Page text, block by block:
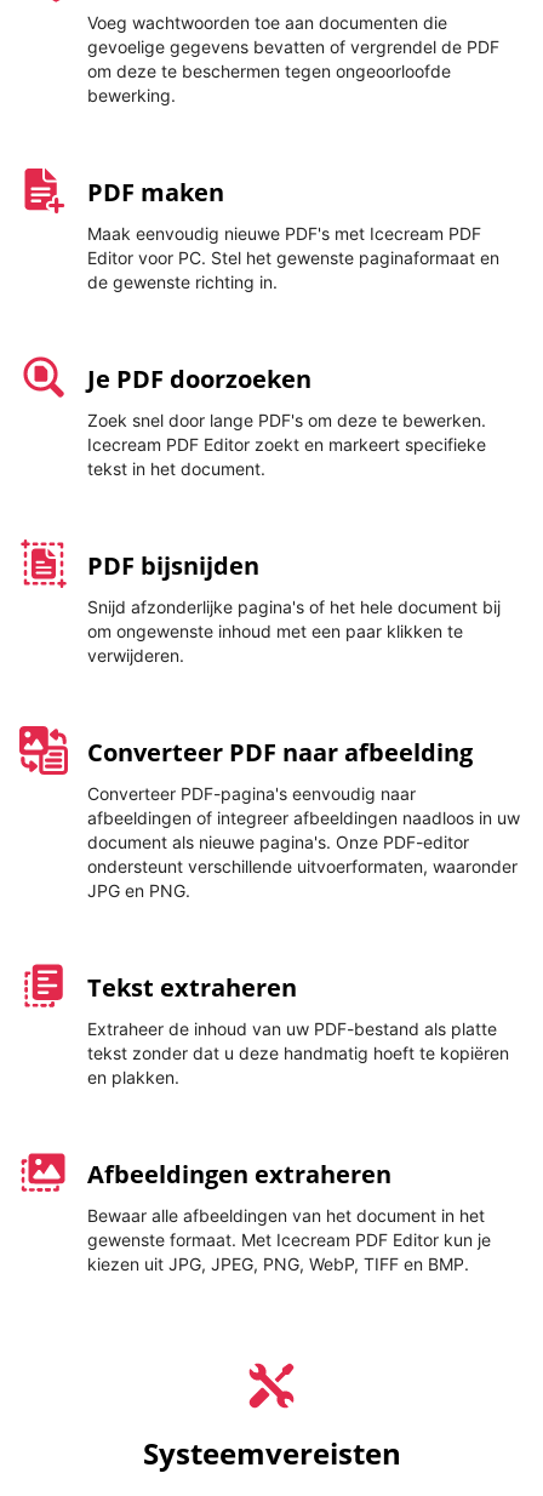
Voeg wachtwoorden toe aan documenten die
gevoelige gegevens bevatten of vergrendel de PDF
om deze te beschermen tegen ongeoorloofde
bewerking.
PDF maken
Maak eenvoudig nieuwe PDF's met Icecream PDF
Editor voor PC. Stel het gewenste paginaformaat en
de gewenste richting in.
Je PDF doorzoeken
Zoek snel door lange PDF's om deze te bewerken.
Icecream PDF Editor zoekt en markeert specifieke
tekst in het document.
PDF bijsnijden
Snijd afzonderlijke pagina's of het hele document bij
om ongewenste inhoud met een paar klikken te
verwijderen.
Converteer PDF naar afbeelding
Converteer PDF-pagina's eenvoudig naar
afbeeldingen of integreer afbeeldingen naadloos in uw
document als nieuwe pagina's. Onze PDF-editor
ondersteunt verschillende uitvoerformaten, waaronder
JPG en PNG.
Tekst extraheren
Extraheer de inhoud van uw PDF-bestand als platte
tekst zonder dat u deze handmatig hoeft te kopiëren
en plakken.
Afbeeldingen extraheren
Bewaar alle afbeeldingen van het document in het
gewenste formaat. Met Icecream PDF Editor kun je
kiezen uit JPG, JPEG, PNG, WebP, TIFF en BMP.
Systeemvereisten